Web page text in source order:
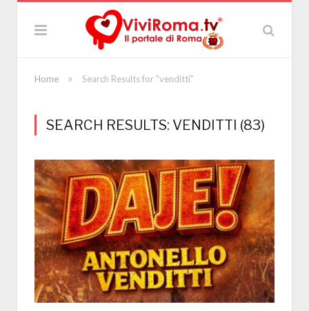
Home » Search Results for "venditti"
SEARCH RESULTS: VENDITTI (83)